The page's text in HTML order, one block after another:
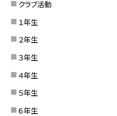
クラブ活動
１年生
２年生
３年生
４年生
５年生
６年生